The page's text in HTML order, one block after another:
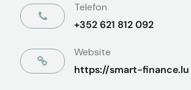
Telefon
+352 621 812 092
Website
https://smart-finance.lu